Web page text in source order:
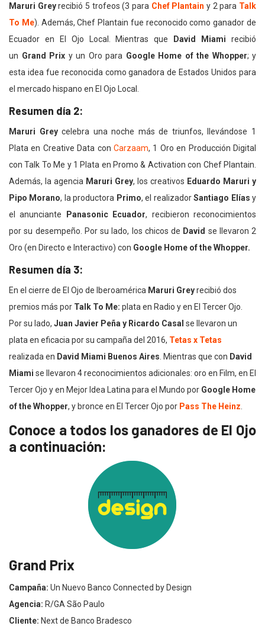
Maruri Greyrecibió 5 trofeos (3 para Chef Plantain y 2 para Talk
To Me). Además, Chef Plantain fue reconocido como ganador de
Ecuador en El Ojo Local. Mientras que
David Miami recibió
un Grand Prix y un Oro para Google Home of the Whopper; y
esta idea fue reconocida como ganadora de Estados Unidos para
el mercado hispano en El Ojo Local.
Resumen día 2:
Maruri Greycelebra una noche más de triunfos, llevándose 1
Plata en Creative Data con Carzaam, 1 Oro en Producción Digital
con Talk To Me y 1 Plata en Promo & Activation con Chef Plantain.
Además, la agencia Maruri Grey, los creativos Eduardo Maruri y
Pipo Morano, la productora Primo, el realizadorSantiago Elías y
el anunciante
Panasonic Ecuador, recibieron reconocimientos
por su desempeño. Por su lado, los chicos de David se llevaron 2
Oro (en Directo e Interactivo) con Google Home of the Whopper.
Resumen día 3:
En el cierre de El Ojo de Iberoamérica Maruri Greyrecibió dos
premios más por Talk To Me: plata en Radio y en El Tercer Ojo.
Por su lado, Juan Javier Peña y Ricardo Casal se llevaron un
plata en eficacia por su campaña del 2016, Tetas x Tetas
realizada en David Miami Buenos Aires . Mientras que con David
Miami se llevaron 4 reconocimientos adicionales: oro en Film, en El
Tercer Ojo y en Mejor Idea Latina para el Mundo por Google Home
of the Whopper, y bronce en El Tercer Ojo por Pass The Heinz
Conoce a todos los ganadores de El Ojo
a continuación:
Grand Prix
Campaña: Un Nuevo Banco Connected by Design
Agencia: R/GA São Paulo
Cliente: Next de Banco Bradesco